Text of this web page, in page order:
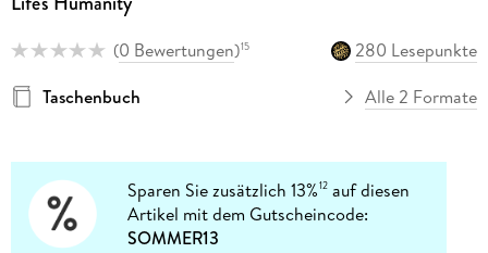
(0 Bewertungen)15
280 Lesepunkte
Taschenbuch
Alle 2 Formate
Sparen Sie zusätzlich 13%12 auf diesen
Artikel mit dem Gutscheincode:
SOMMER13